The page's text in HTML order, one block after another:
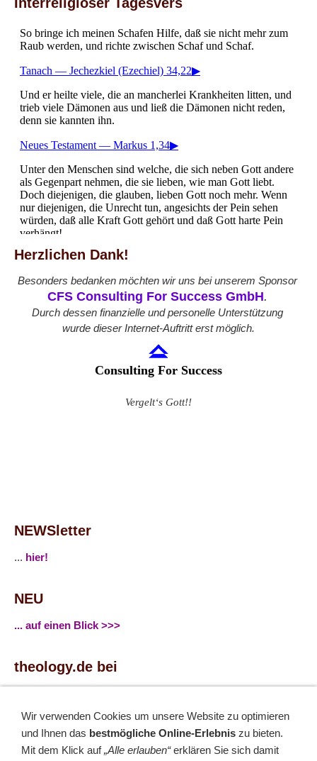
Herzlichen Dank!
Besonders bedanken möchten wir uns bei unserem Sponsor
CFS Consulting For Success GmbH.
Durch dessen finanzielle und personelle Unterstützung
wurde dieser Internet-Auftritt erst möglich.
Consulting For Success
Vergelt‘s Gott!!
NEWSletter
... hier!
NEU
... auf einen Blick >>>
theology.de bei
... Twitter
Monatsrätsel
Wir verwenden Cookies um unsere Website zu optimieren
und Ihnen das bestmögliche Online-Erlebnis zu bieten.
Mit dem Klick auf„Alle erlauben“erklären Sie sich damit